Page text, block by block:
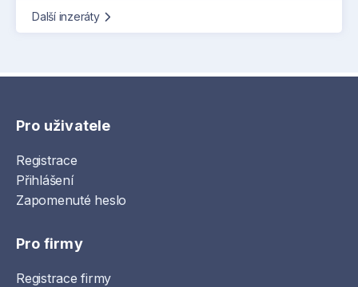
Další inzeráty
Pro uživatele
Registrace
Přihlášení
Zapomenuté heslo
Pro firmy
Registrace firmy